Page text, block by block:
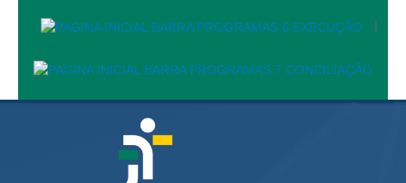
Plantão Judiciário
Cadastrar Processos
Portal Conciliação
Inscrição para mediação e conciliação – Cejusc 1º e 2º
|